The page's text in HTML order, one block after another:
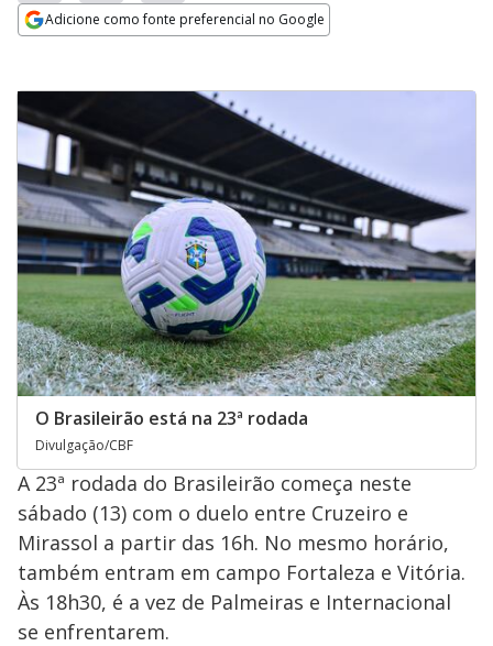
Adicione como fonte preferencial no Google
O Brasileirão está na 23ª rodada
Divulgação/CBF
A 23ª rodada do Brasileirão começa neste
sábado (13) com o duelo entre Cruzeiro e
Mirassol a partir das 16h. No mesmo horário,
também entram em campo Fortaleza e Vitória.
Às 18h30, é a vez de Palmeiras e Internacional
se enfrentarem.